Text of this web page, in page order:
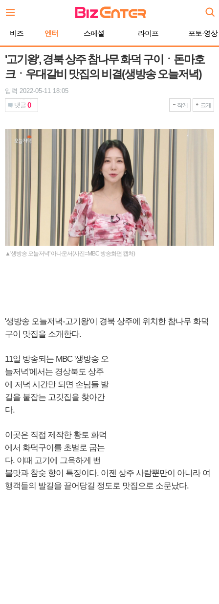
문
비즈 엔터 스페셜 라이프 포토·영상
'고기왕', 경북 상주 참나무 화덕 구이ㆍ돈마호
크ㆍ우대갈비 맛집의 비결(생방송 오늘저녁)
입력 2022-05-11 18:05
댓글 0 작게 크게
▲'생방송 오늘저녁' 아나운서(사진=MBC 방송화면 캡처)
'생방송 오늘저녁-고기왕'이 경북 상주에 위치한 참나무 화덕
구이 맛집을 소개한다.
11일 방송되는 MBC '생방송 오
늘저녁'에서는 경상북도 상주
에 저녁 시간만 되면 손님들 발
길을 붙잡는 고깃집을 찾아간
다.
이곳은 직접 제작한 황토 화덕
에서 화덕구이를 초벌로 굽는
다. 이때 고기에 그윽하게 밴
불맛과 참숯 향이 특징이다. 이젠 상주 사람뿐만이 아니라 여
행객들의 발길을 끌어당길 정도로 맛집으로 소문났다.